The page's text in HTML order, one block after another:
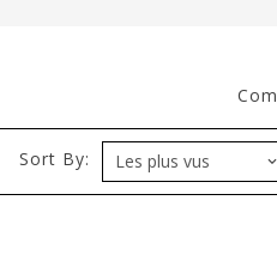
Sort By: